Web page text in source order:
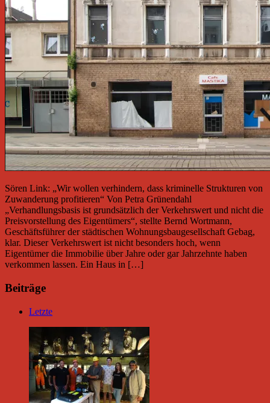
Sören Link: „Wir wollen verhindern, dass kriminelle Strukturen von
Zuwanderung profitieren“ Von Petra Grünendahl
„Verhandlungsbasis ist grundsätzlich der Verkehrswert und nicht die
Preisvorstellung des Eigentümers“, stellte Bernd Wortmann,
Geschäftsführer der städtischen Wohnungsbaugesellschaft Gebag,
klar. Dieser Verkehrswert ist nicht besonders hoch, wenn
Eigentümer die Immobilie über Jahre oder gar Jahrzehnte haben
verkommen lassen. Ein Haus in […]
Beiträge
Letzte